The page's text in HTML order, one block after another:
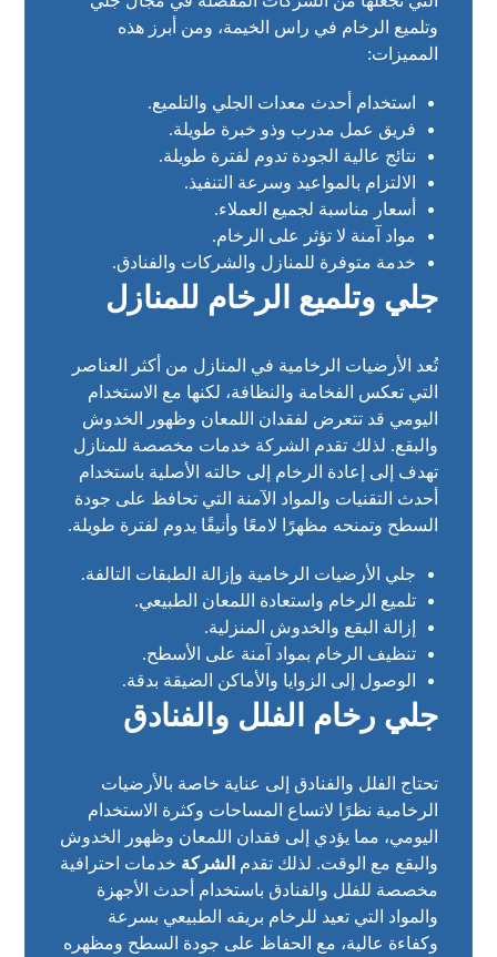
وتلميع الرخام في راس الخيمة، ومن أبرز هذه
المميزات:
استخدام أحدث معدات الجلي والتلميع.
فريق عمل مدرب وذو خبرة طويلة.
نتائج عالية الجودة تدوم لفترة طويلة.
الالتزام بالمواعيد وسرعة التنفيذ.
أسعار مناسبة لجميع العملاء.
مواد آمنة لا تؤثر على الرخام.
خدمة متوفرة للمنازل والشركات والفنادق.
جلي وتلميع الرخام للمنازل
تُعد الأرضيات الرخامية في المنازل من أكثر العناصر
التي تعكس الفخامة والنظافة، لكنها مع الاستخدام
اليومي قد تتعرض لفقدان اللمعان وظهور الخدوش
والبقع. لذلك تقدم الشركة خدمات مخصصة للمنازل
تهدف إلى إعادة الرخام إلى حالته الأصلية باستخدام
أحدث التقنيات والمواد الآمنة التي تحافظ على جودة
السطح وتمنحه مظهرًا لامعًا وأنيقًا يدوم لفترة طويلة.
جلي الأرضيات الرخامية وإزالة الطبقات التالفة.
تلميع الرخام واستعادة اللمعان الطبيعي.
إزالة البقع والخدوش المنزلية.
تنظيف الرخام بمواد آمنة على الأسطح.
الوصول إلى الزوايا والأماكن الضيقة بدقة.
جلي رخام الفلل والفنادق
تحتاج الفلل والفنادق إلى عناية خاصة بالأرضيات
الرخامية نظرًا لاتساع المساحات وكثرة الاستخدام
اليومي، مما يؤدي إلى فقدان اللمعان وظهور الخدوش
والبقع مع الوقت. لذلك تقدم الشركة خدمات احترافية
مخصصة للفلل والفنادق باستخدام أحدث الأجهزة
والمواد التي تعيد للرخام بريقه الطبيعي بسرعة
وكفاءة عالية، مع الحفاظ على جودة السطح ومظهره